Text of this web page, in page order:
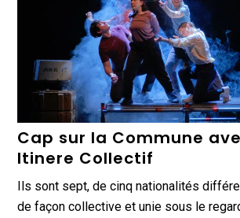
Cap sur la Commune
Itinere Collectif
Ils sont sept, de cinq nationalités
de façon collective et unie sous le